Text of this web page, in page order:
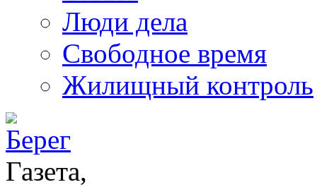
Люди дела
Свободное время
Жилищный контроль
Газета,